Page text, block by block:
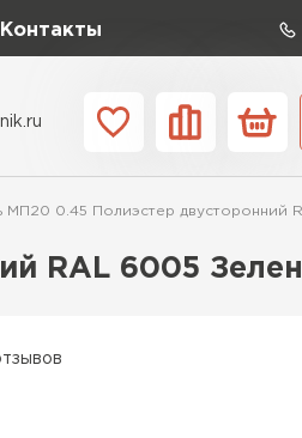
Контакты
0.45 Полиэстер двусторонний
RAL 6005